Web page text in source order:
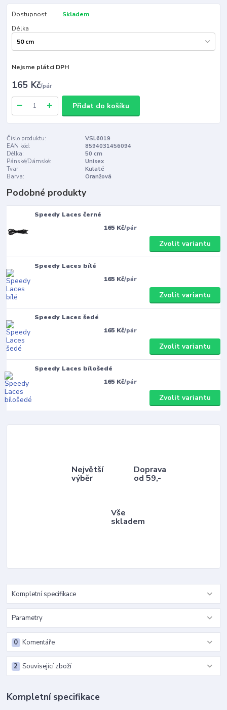
Dostupnost
Skladem
Délka
Nejsme plátci DPH
165 Kč/pár
Přidat do košíku
Číslo produktu:
VSL6019
EAN kód:
8594031456094
Délka:
50 cm
Pánské/Dámské:
Unisex
Tvar:
Kulaté
Barva:
Oranžová
Podobné produkty
Speedy Laces černé
165 Kč/pár
Zvolit variantu
Speedy Laces bílé
165 Kč/pár
Zvolit variantu
Speedy Laces šedé
165 Kč/pár
Zvolit variantu
Speedy Laces bílošedé
165 Kč/pár
Zvolit variantu
Největší
výběr
Doprava
od 59,-
Vše
skladem
Kompletní specifikace
Parametry
Komentáře
0
Související zboží
2
Kompletní specifikace